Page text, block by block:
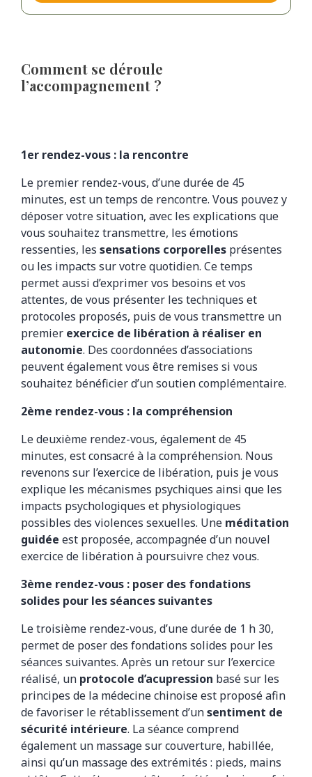
Comment se déroule
l’accompagnement ?
1er rendez-vous : la rencontre
Le premier rendez-vous, d’une durée de 45
minutes, est un temps de rencontre. Vous pouvez y
déposer votre situation, avec les explications que
vous souhaitez transmettre, les émotions
ressenties, les sensations corporellesprésentes
ou les impacts sur votre quotidien. Ce temps
permet aussi d’exprimer vos besoins et vos
attentes, de vous présenter les techniques et
protocoles proposés, puis de vous transmettre un
premier exercice de libération à réaliser en
autonomie. Des coordonnées d’associations
peuvent également vous être remises si vous
souhaitez bénéficier d’un soutien complémentaire.
2ème rendez-vous : la compréhension
Le deuxième rendez-vous, également de 45
minutes, est consacré à la compréhension. Nous
revenons sur l’exercice de libération, puis je vous
explique les mécanismes psychiques ainsi que les
impacts psychologiques et physiologiques
possibles des violences sexuelles. Une méditation
guidée est proposée, accompagnée d’un nouvel
exercice de libération à poursuivre chez vous.
3ème rendez-vous : poser des fondations
solides pour les séances suivantes
Le troisième rendez-vous, d’une durée de 1 h 30,
permet de poser des fondations solides pour les
séances suivantes. Après un retour sur l’exercice
réalisé, un protocole d’acupression basé sur les
principes de la médecine chinoise est proposé afin
de favoriser le rétablissement d’unsentiment de
sécurité intérieure. La séance comprend
également un massage sur couverture, habillée,
ainsi qu’un massage des extrémités : pieds, mains